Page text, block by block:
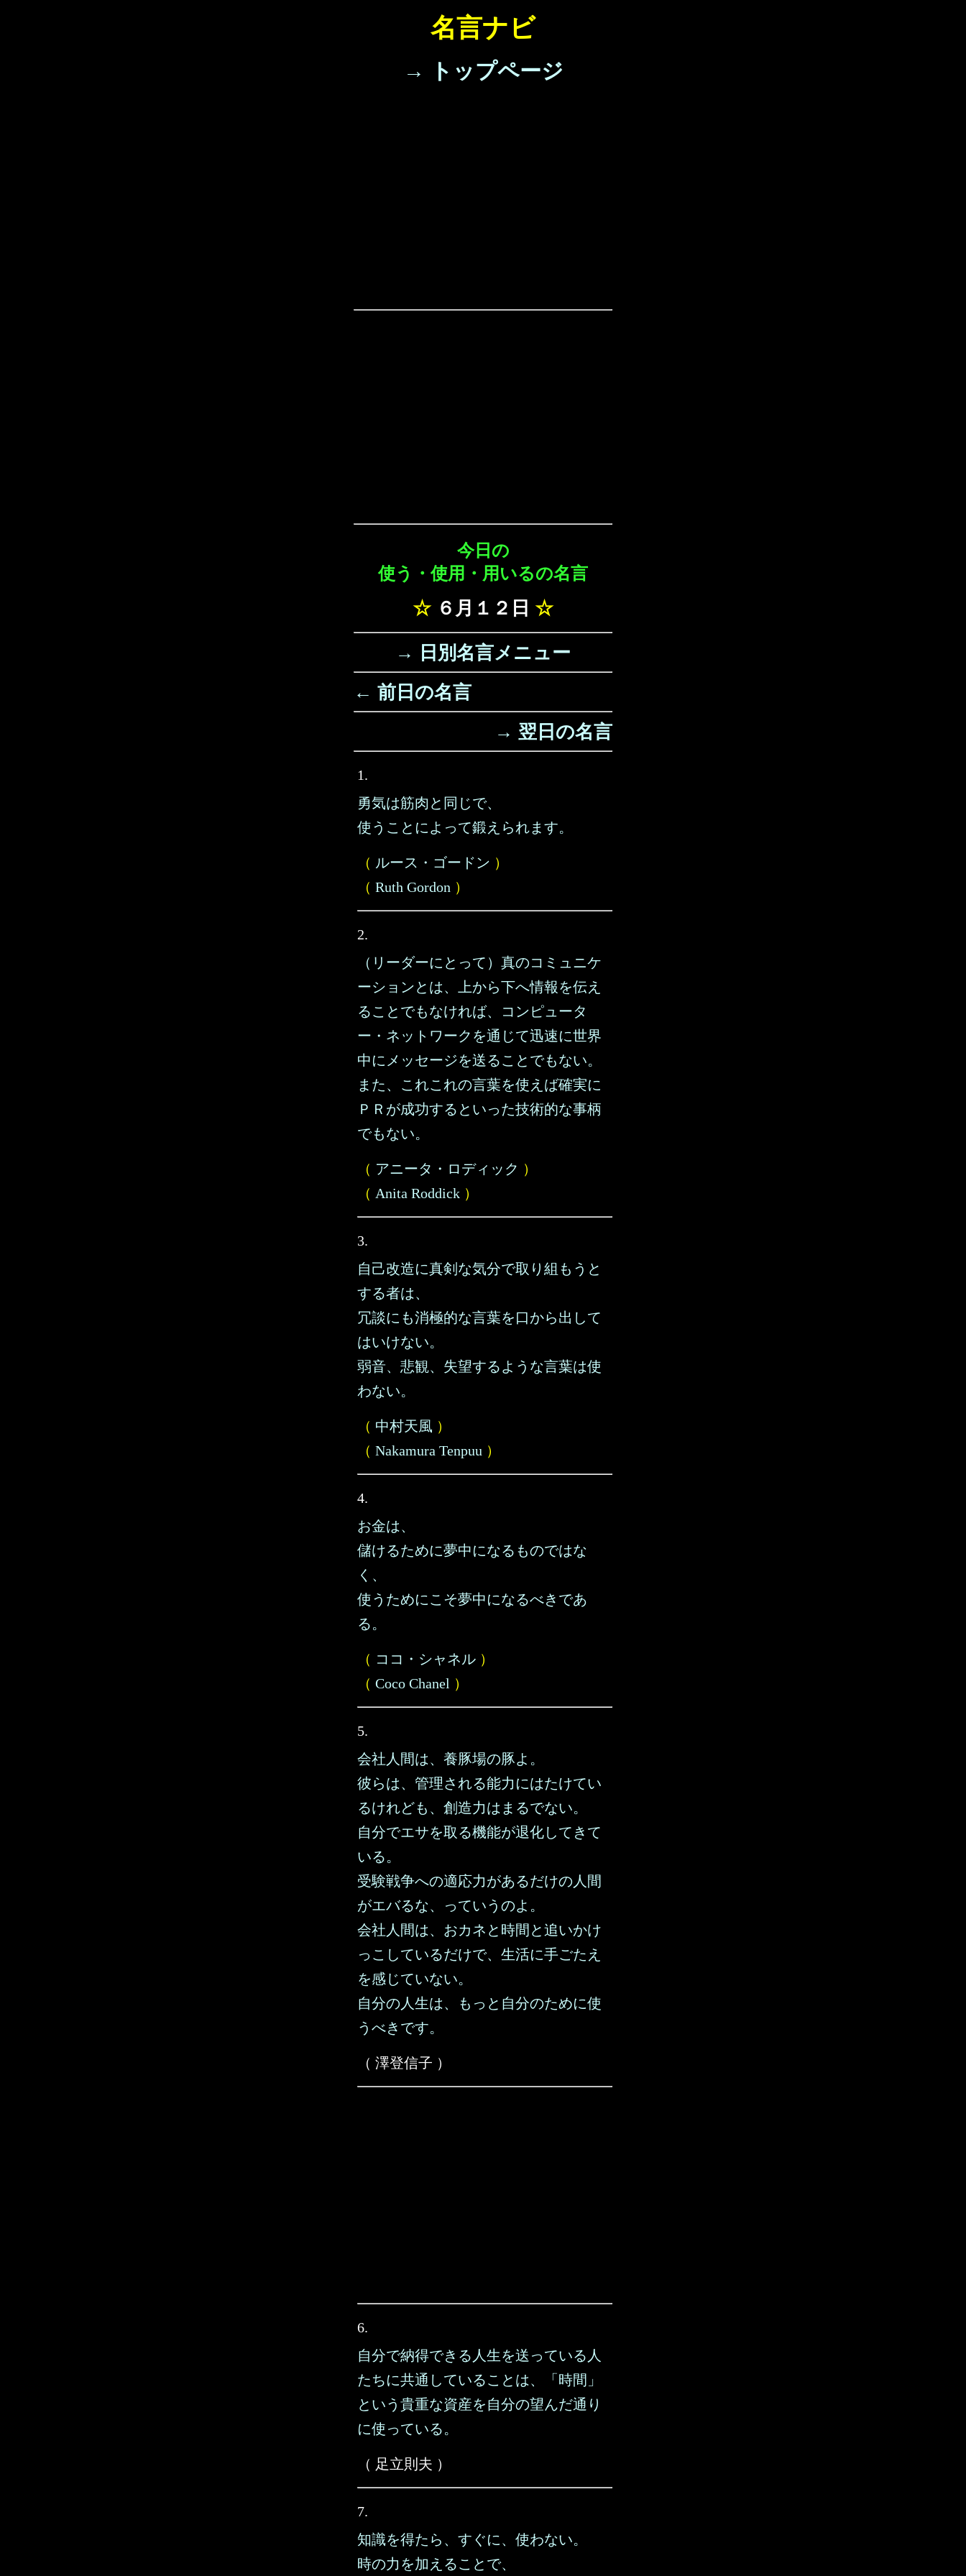
名言ナビ
→ トップページ
今日の
使う・使用・用いるの名言
☆ ６月１２日 ☆
→ 日別名言メニュー
← 前日の名言
→ 翌日の名言
1.
勇気は筋肉と同じで、
使うことによって鍛えられます。
（ ルース・ゴードン ）
（ Ruth Gordon ）
2.
（リーダーにとって）真のコミュニケ
ーションとは、上から下へ情報を伝え
ることでもなければ、コンピュータ
ー・ネットワークを通じて迅速に世界
中にメッセージを送ることでもない。
また、これこれの言葉を使えば確実に
ＰＲが成功するといった技術的な事柄
でもない。
（ アニータ・ロディック ）
（ Anita Roddick ）
3.
自己改造に真剣な気分で取り組もうと
する者は、
冗談にも消極的な言葉を口から出して
はいけない。
弱音、悲観、失望するような言葉は使
わない。
（ 中村天風 ）
（ Nakamura Tenpuu ）
4.
お金は、
儲けるために夢中になるものではな
く、
使うためにこそ夢中になるべきであ
る。
（ ココ・シャネル ）
（ Coco Chanel ）
5.
会社人間は、養豚場の豚よ。
彼らは、管理される能力にはたけてい
るけれども、創造力はまるでない。
自分でエサを取る機能が退化してきて
いる。
受験戦争への適応力があるだけの人間
がエバるな、っていうのよ。
会社人間は、おカネと時間と追いかけ
っこしているだけで、生活に手ごたえ
を感じていない。
自分の人生は、もっと自分のために使
うべきです。
（ 澤登信子 ）
6.
自分で納得できる人生を送っている人
たちに共通していることは、「時間」
という貴重な資産を自分の望んだ通り
に使っている。
（ 足立則夫 ）
7.
知識を得たら、すぐに、使わない。
時の力を加えることで、